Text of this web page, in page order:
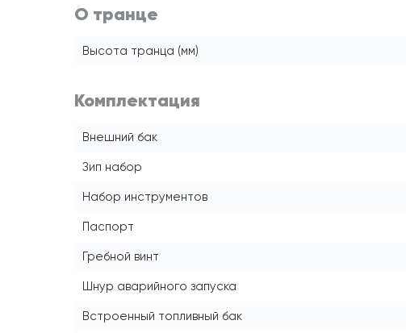
О транце
Высота транца (мм)
Комплектация
Внешний бак
Зип набор
Набор инструментов
Паспорт
Гребной винт
Шнур аварийного запуска
Встроенный топливный бак